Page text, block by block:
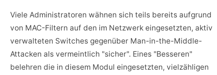
Viele Administratoren wähnen sich teils bereits aufgrund
von MAC-Filtern auf den im Netzwerk eingesetzten, aktiv
verwalteten Switches gegenüber Man-in-the-Middle-
Attacken als vermeintlich "sicher". Eines "Besseren"
belehren die in diesem Modul eingesetzten, vielzähligen